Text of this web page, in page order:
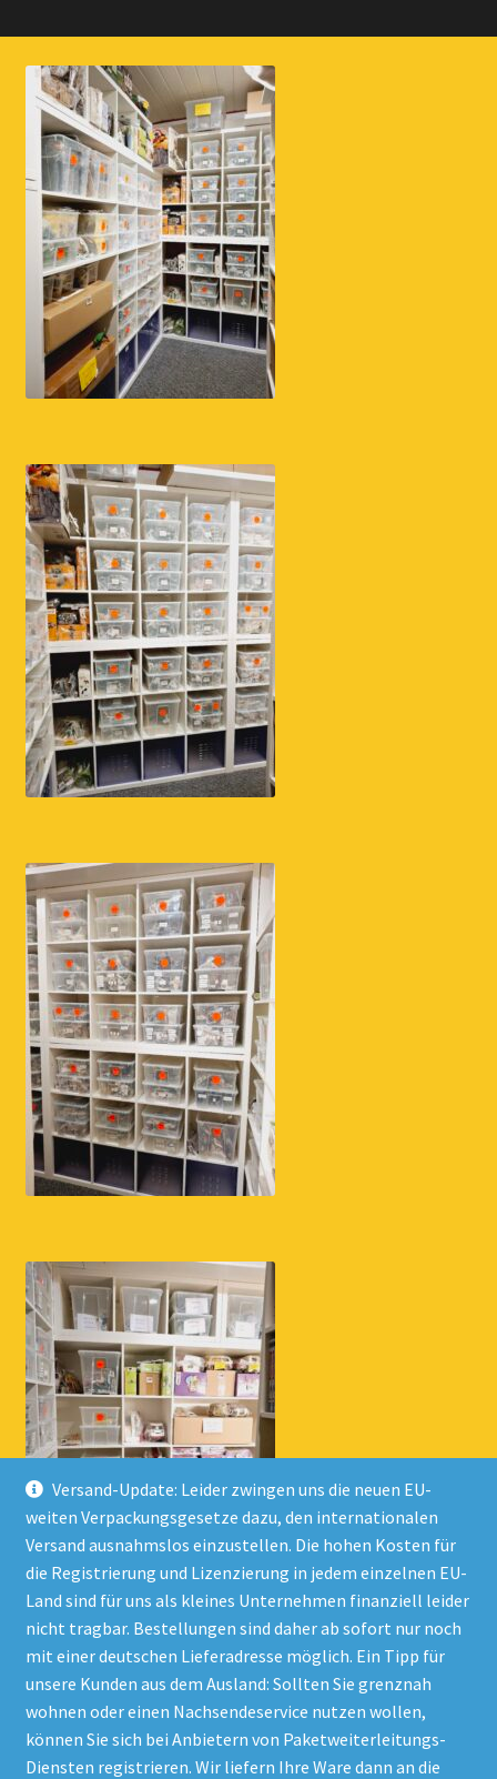
Versand-Update: Leider zwingen uns die neuen EU-
weiten Verpackungsgesetze dazu, den internationalen
Versand ausnahmslos einzustellen. Die hohen Kosten für
die Registrierung und Lizenzierung in jedem einzelnen EU-
Land sind für uns als kleines Unternehmen finanziell leider
nicht tragbar. Bestellungen sind daher ab sofort nur noch
mit einer deutschen Lieferadresse möglich. Ein Tipp für
unsere Kunden aus dem Ausland: Sollten Sie grenznah
wohnen oder einen Nachsendeservice nutzen wollen,
können Sie sich bei Anbietern von Paketweiterleitungs-
Diensten registrieren. Wir liefern Ihre Ware dann an die
© Onlineshop Kinderlino 2026
Datenschutzerklärung
Erstellt mit WooCommerce.